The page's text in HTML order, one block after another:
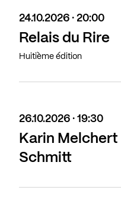
24.10.2026 · 20:00
Relais du Rire
Huitième édition
26.10.2026 · 19:30
Karin
Schmitt